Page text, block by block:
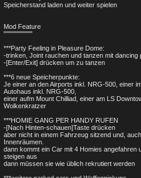
Speicherstand laden und weiter spielen
Mod Feature
""""""""""""
***Party Feeling in Pleasure Dome:
-trinken, Joint rauchen und tanzen mit dancing
-[Enter/Exit] drücken um zu tanzen
***6 neue Speicherpunkte:
Je einer an den Airports inkl. NRG-500, einer
Autohaus inkl. NRG-500,
einer aufm Mount Chilliad, einer am LS
Wolkenkratzer
***HOMIE GANG PER HANDY RUFEN
-[Nach Hinten-schauen]Taste drücken
aber nicht in einem Fahrzeug sitzend und,
Innenräumen.
dann kommt ein Car mit 4 Homies angefahren
steigen aus
dann müssen sie wie üblich rekrutiert werden